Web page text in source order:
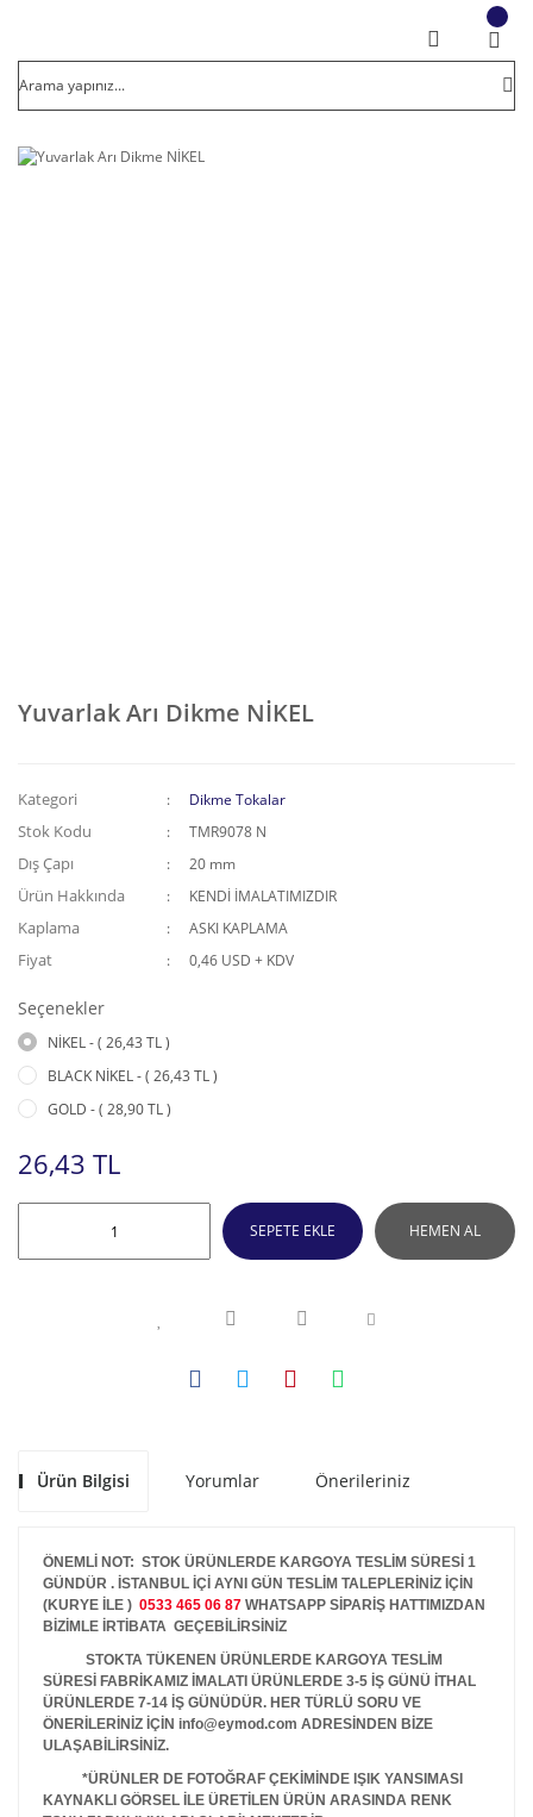
Yuvarlak Arı Dikme NİKEL
Kategori Dikme Tokalar
Stok Kodu TMR9078 N
Dış Çapı 20 mm
Ürün Hakkında KENDİ İMALATIMIZDIR
Kaplama ASKI KAPLAMA
Fiyat 0,46 USD + KDV
Seçenekler
NİKEL - ( 26,43 TL )
BLACK NİKEL - ( 26,43 TL )
GOLD - ( 28,90 TL )
26,43 TL
SEPETE EKLE HEMEN AL
Ürün Bilgisi Yorumlar Önerileriniz
ÖNEMLİ NOT: STOK ÜRÜNLERDE KARGOYA TESLİM SÜRESİ 1
GÜNDÜR . İSTANBUL İÇİ AYNI GÜN TESLİM TALEPLERİNİZ İÇİN
(KURYE İLE ) 0533 465 06 87 WHATSAPP SİPARİŞ HATTIMIZDAN
BİZİMLE İRTİBATA GEÇEBİLİRSİNİZ
STOKTA TÜKENEN ÜRÜNLERDE KARGOYA TESLİM
SÜRESİ FABRİKAMIZ İMALATI ÜRÜNLERDE 3-5 İŞ GÜNÜ İTHAL
ÜRÜNLERDE 7-14 İŞ GÜNÜDÜR. HER TÜRLÜ SORU VE
ÖNERİLERİNİZ İÇİN info@eymod.com ADRESİNDEN BİZE
ULAŞABİLİRSİNİZ.
*ÜRÜNLER DE FOTOĞRAF ÇEKİMİNDE IŞIK YANSIMASI
KAYNAKLI GÖRSEL İLE ÜRETİLEN ÜRÜN ARASINDA RENK